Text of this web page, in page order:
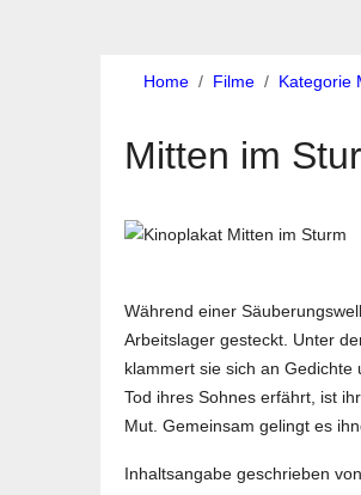
Home Filme Kategorie
Mitten im
Während einer
Arbeitslager gesteckt. Unter
klammert sie sich an
Tod ihres Sohnes erfährt, ist
Mut. Gemeinsam gelingt es
Inhaltsangabe geschrieben